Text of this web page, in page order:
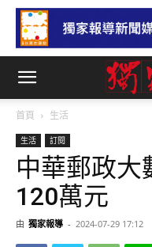
首頁 生活
生活 訂閱
中華郵政大
120萬元
由 獨家報導 - 2024-07-29 17:12